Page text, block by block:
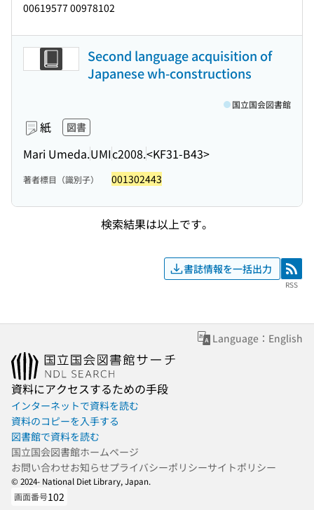
00619577 00978102
Second language acquisition of
Japanese wh-constructions
紙 図書
Mari Umeda.UMIc2008.<KF31-B43>
国立国会図書館
著者標目（識別子） 001302443
検索結果は以上です。
書誌情報を一括出力 RSS
RSS
Language：English
資料にアクセスするための手段
インターネットで資料を読む
資料のコピーを入手する
図書館で資料を読む
国立国会図書館ホームページ
お問い合わせお知らせプライバシーポリシーサイトポリシー
© 2024- National Diet Library, Japan.
画面番号102